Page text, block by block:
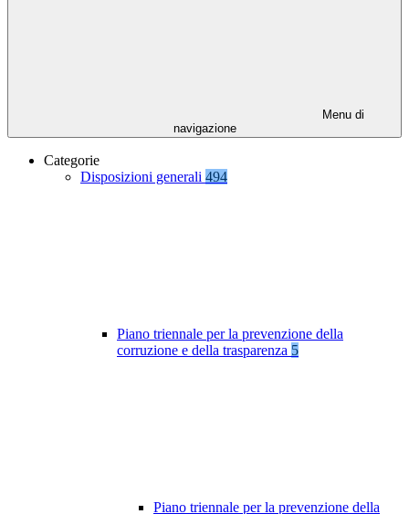
Menu di
navigazione
Categorie
Disposizioni generali 494
Piano triennale per la prevenzione della
corruzione e della trasparenza 5
Piano triennale per la prevenzione della